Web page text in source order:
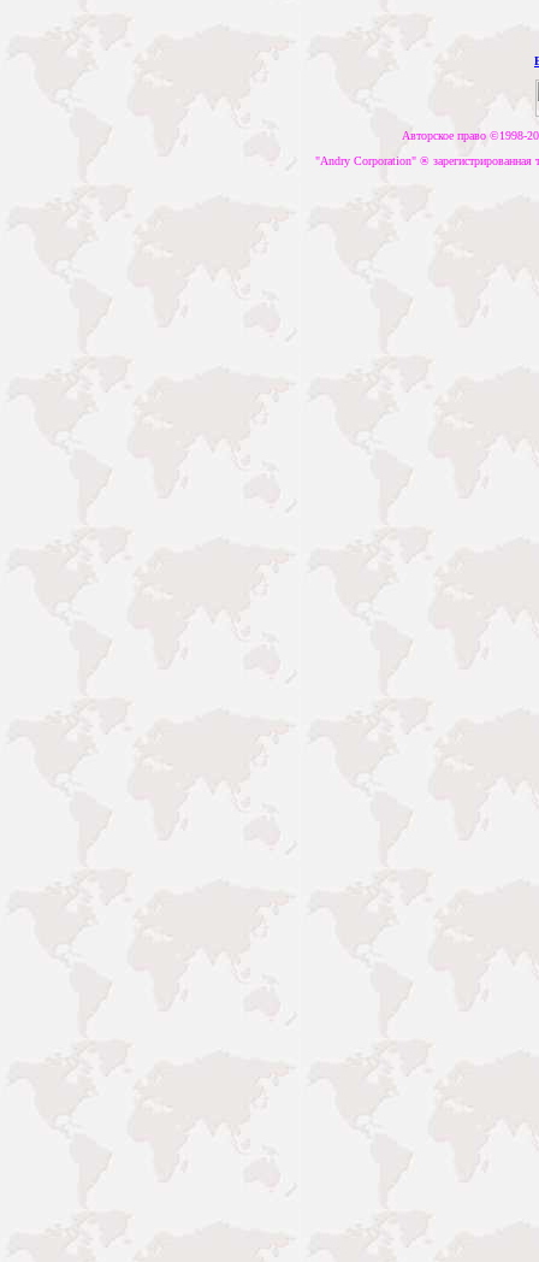
Авторское право ©1998-
"Andry Corporation" ®­ зарегистрированная